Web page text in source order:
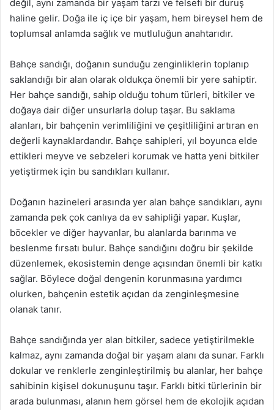
değil, aynı zamanda bir yaşam tarzı ve felsefi bir duruş
haline gelir. Doğa ile iç içe bir yaşam, hem bireysel hem de
toplumsal anlamda sağlık ve mutluluğun anahtarıdır.
Bahçe sandığı, doğanın sunduğu zenginliklerin toplanıp
saklandığı bir alan olarak oldukça önemli bir yere sahiptir.
Her bahçe sandığı, sahip olduğu tohum türleri, bitkiler ve
doğaya dair diğer unsurlarla dolup taşar. Bu saklama
alanları, bir bahçenin verimliliğini ve çeşitliliğini artıran en
değerli kaynaklardandır. Bahçe sahipleri, yıl boyunca elde
ettikleri meyve ve sebzeleri korumak ve hatta yeni bitkiler
yetiştirmek için bu sandıkları kullanır.
Doğanın hazineleri arasında yer alan bahçe sandıkları, aynı
zamanda pek çok canlıya da ev sahipliği yapar. Kuşlar,
böcekler ve diğer hayvanlar, bu alanlarda barınma ve
beslenme fırsatı bulur. Bahçe sandığını doğru bir şekilde
düzenlemek, ekosistemin denge açısından önemli bir katkı
sağlar. Böylece doğal dengenin korunmasına yardımcı
olurken, bahçenin estetik açıdan da zenginleşmesine
olanak tanır.
Bahçe sandığında yer alan bitkiler, sadece yetiştirilmekle
kalmaz, aynı zamanda doğal bir yaşam alanı da sunar. Farklı
dokular ve renklerle zenginleştirilmiş bu alanlar, her bahçe
sahibinin kişisel dokunuşunu taşır. Farklı bitki türlerinin bir
arada bulunması, alanın hem görsel hem de ekolojik açıdan